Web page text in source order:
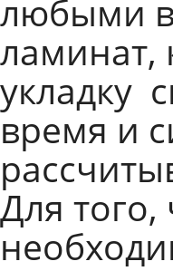
любыми
ламинат,
укладку
время и
Для